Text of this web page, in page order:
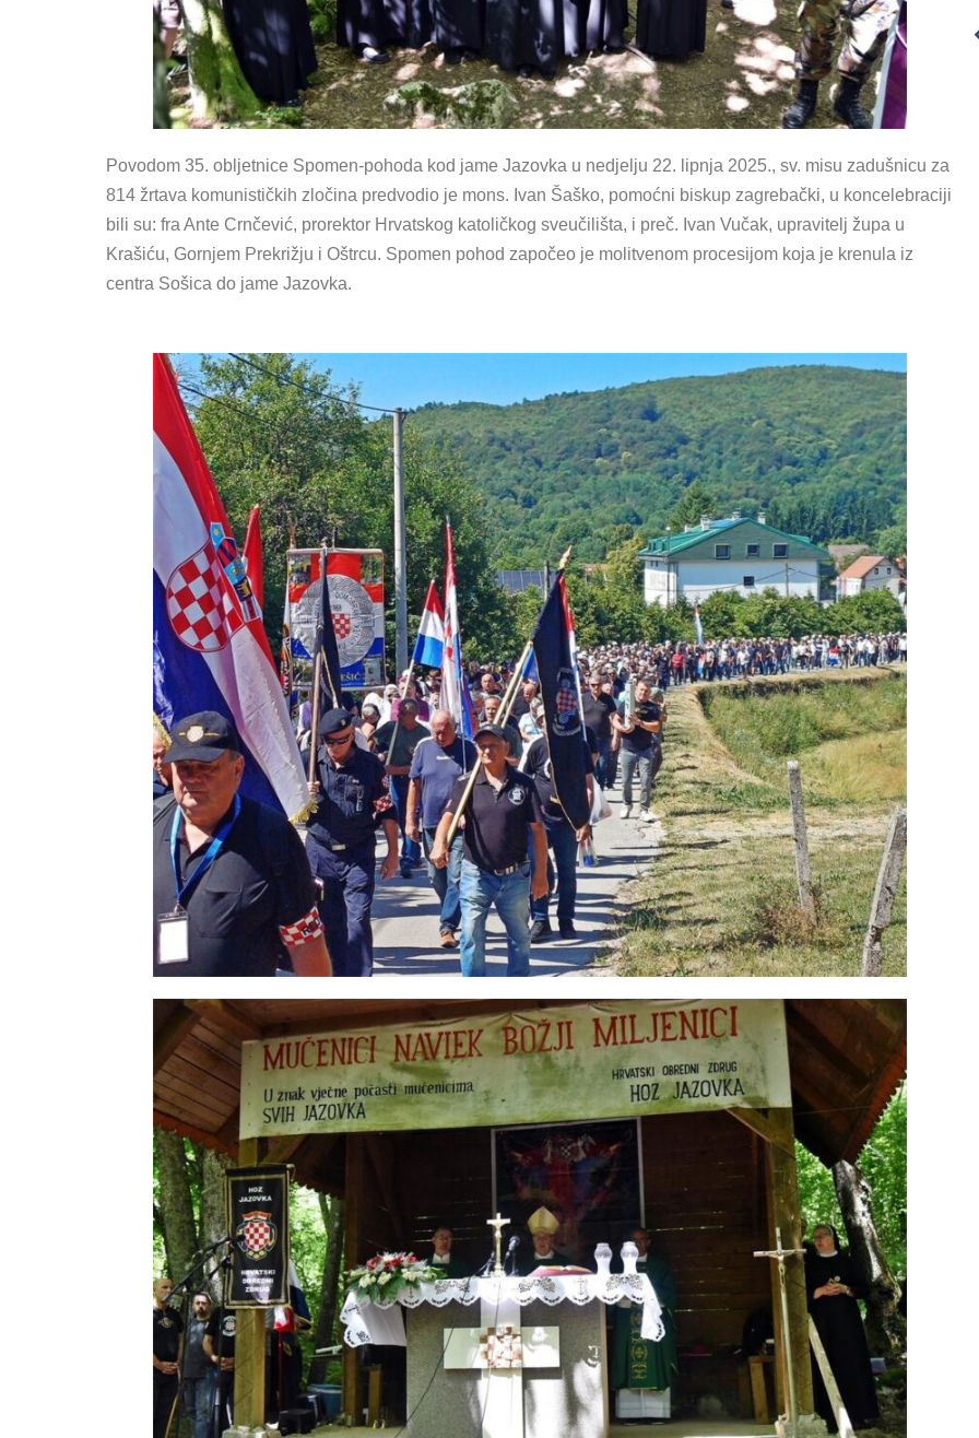
Povodom 35. obljetnice Spomen-pohoda kod jame Jazovka u nedjelju 22. lipnja 2025., sv. misu zadušnicu za
814 žrtava komunističkih zločina predvodio je mons. Ivan Šaško, pomoćni biskup zagrebački, u koncelebraciji
bili su: fra Ante Crnčević, prorektor Hrvatskog katoličkog sveučilišta, i preč. Ivan Vučak, upravitelj župa u
Krašiću, Gornjem Prekrižju i Oštrcu. Spomen pohod započeo je molitvenom procesijom koja je krenula iz
centra Sošica do jame Jazovka.
ne činimo s
ljubavlju.
(sv. Vinko Paulski)
ljubavi.
(bl. Frederik